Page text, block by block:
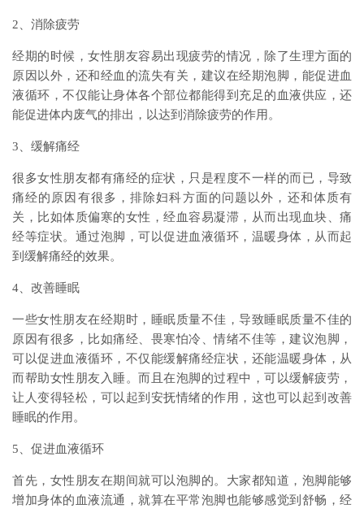
2、消除疲劳
经期的时候，女性朋友容易出现疲劳的情况，除了生理方面的
原因以外，还和经血的流失有关，建议在经期泡脚，能促进血
液循环，不仅能让身体各个部位都能得到充足的血液供应，还
能促进体内废气的排出，以达到消除疲劳的作用。
3、缓解痛经
很多女性朋友都有痛经的症状，只是程度不一样的而已，导致
痛经的原因有很多，排除妇科方面的问题以外，还和体质有
关，比如体质偏寒的女性，经血容易凝滞，从而出现血块、痛
经等症状。通过泡脚，可以促进血液循环，温暖身体，从而起
到缓解痛经的效果。
4、改善睡眠
一些女性朋友在经期时，睡眠质量不佳，导致睡眠质量不佳的
原因有很多，比如痛经、畏寒怕冷、情绪不佳等，建议泡脚，
可以促进血液循环，不仅能缓解痛经症状，还能温暖身体，从
而帮助女性朋友入睡。而且在泡脚的过程中，可以缓解疲劳，
让人变得轻松，可以起到安抚情绪的作用，这也可以起到改善
睡眠的作用。
5、促进血液循环
首先，女性朋友在期间就可以泡脚的。大家都知道，泡脚能够
增加身体的血液流通，就算在平常泡脚也能够感觉到舒畅，经